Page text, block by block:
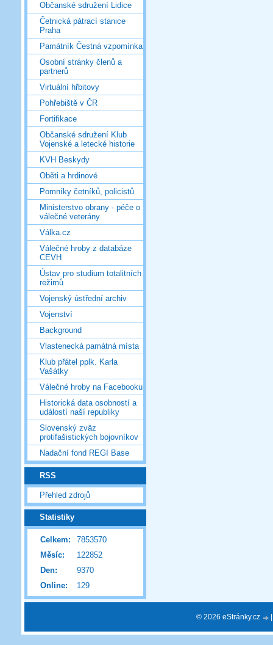
Občanské sdružení Lidice
Četnická pátrací stanice
Praha
Památník Čestná vzpomínka
Osobní stránky členů a
partnerů
Virtuální hřbitovy
Pohřebiště v ČR
Fortifikace
Občanské sdružení Klub
Vojenské a letecké historie
KVH Beskydy
Oběti a hrdinové
Pomníky četníků, policistů
Ministerstvo obrany - péče o
válečné veterány
Válka.cz
Válečné hroby z databáze
CEVH
Ústav pro studium totalitních
režimů
Vojenský ústřední archiv
Vojenství
Background
Vlastenecká památná místa
Klub přátel pplk. Karla
Vašátky
Válečné hroby na Facebooku
Historická data osobností a
událostí naší republiky
Slovenský zväz
protifašistických bojovníkov
Nadační fond REGI Base
RSS
Přehled zdrojů
Statistiky
Online: 129
Celkem:
7853570
Měsíc:
122852
Den:
9370
© 2026 eStránky.cz